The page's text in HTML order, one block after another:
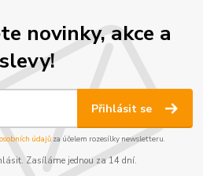
novinky, akce a
slevy!
Přihlásit se
údajůza účelem rozesílky newsletteru.
Zasíláme jednou za 14 dní.